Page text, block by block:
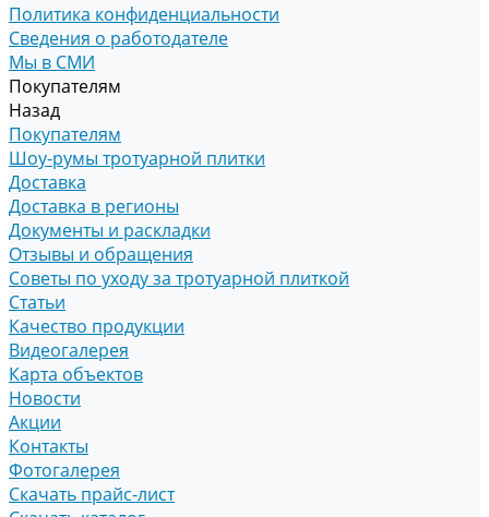
Политика конфиденциальности
Сведения о работодателе
Мы в СМИ
Покупателям
Назад
Покупателям
Шоу-румы тротуарной плитки
Доставка
Доставка в регионы
Документы и раскладки
Отзывы и обращения
Советы по уходу за тротуарной плиткой
Статьи
Качество продукции
Видеогалерея
Карта объектов
Новости
Акции
Контакты
Фотогалерея
Скачать прайс-лист